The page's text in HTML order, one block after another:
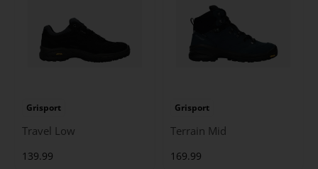
Grisport
Travel Low
139.99
Grisport
Terrain Mid
169.99